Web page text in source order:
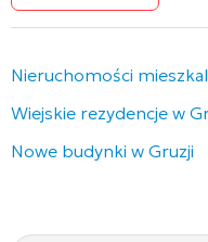
Nieruchomości
Wiejskie rezydencje w
Nowe budynki w Gruzji